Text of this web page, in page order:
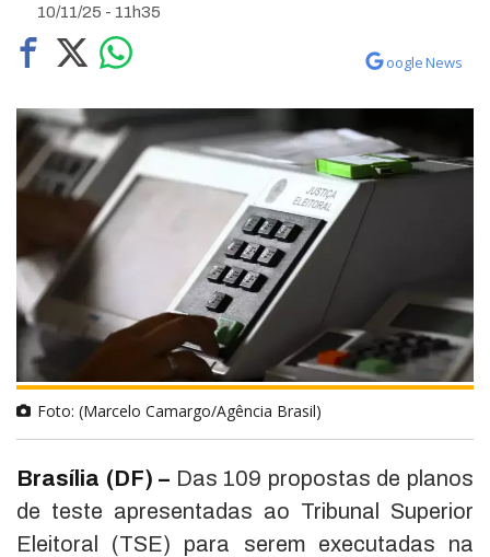
10/11/25 - 11h35
oogle News
Foto: (Marcelo Camargo/Agência Brasil)
Brasília (DF) – Das 109 propostas de planos
de teste apresentadas ao Tribunal Superior
Eleitoral (TSE) para serem executadas na